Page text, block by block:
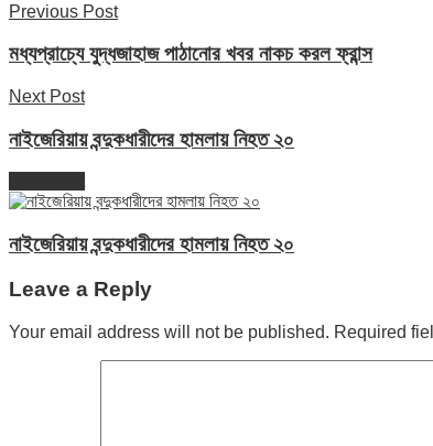
Previous Post
মধ্যপ্রাচ্যে যুদ্ধজাহাজ পাঠানোর খবর নাকচ করল ফ্রান্স
Next Post
নাইজেরিয়ায় বন্দুকধারীদের হামলায় নিহত ২০
নাইজেরিয়ায় বন্দুকধারীদের হামলায় নিহত ২০
Leave a Reply
Your email address will not be published. Required